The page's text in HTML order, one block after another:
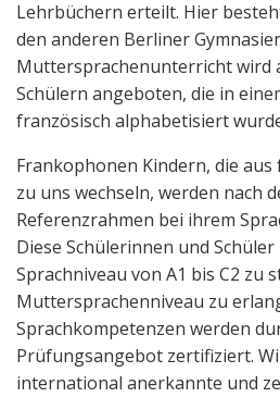
Lehrbüchern erteilt. Hier
den anderen Berliner
Muttersprachenunterricht wird
Schülern angeboten, die in
französisch alphabetisiert
Frankophonen Kindern, die aus
zu uns wechseln, werden nach
Referenzrahmen bei ihrem
Diese Schülerinnen und
Sprachniveau von A1 bis C2 zu
Muttersprachenniveau zu
Sprachkompetenzen werden
Prüfungsangebot zertifiziert.
international anerkannte und